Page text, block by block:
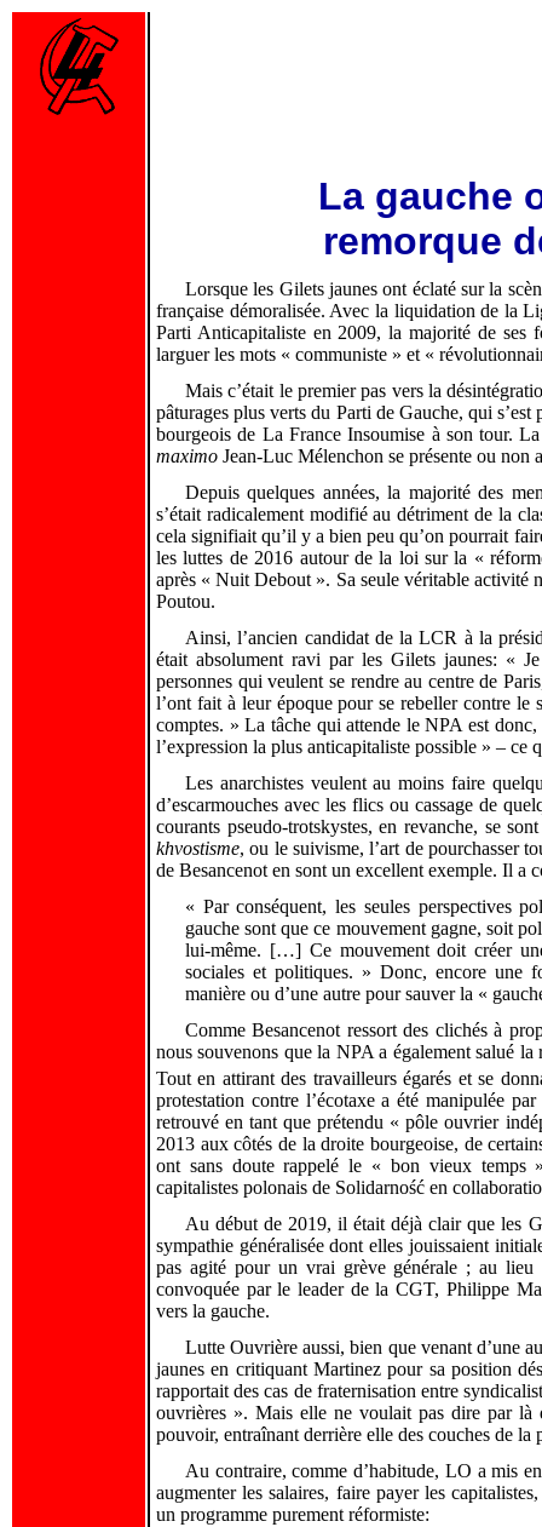
La gauche
remorque
Lorsque les Gilets jaunes ont éclaté sur la
française démoralisée. Avec la liquidation de la
Parti Anticapitaliste en 2009, la majorité de ses
larguer les mots « communiste » et «
Mais c’était le premier pas vers la
pâturages plus verts du Parti de Gauche, qui
bourgeois de La France Insoumise à son tour.
maximo Jean-Luc Mélenchon se présente ou non
Depuis quelques années, la majorité des
s’était radicalement modifié au détriment de la
cela signifiait qu’il y a bien peu qu’on pourrait
les luttes de 2016 autour de la loi sur la «
après « Nuit Debout ». Sa seule véritable activité
Poutou.
Ainsi, l’ancien candidat de la LCR à la
était absolument ravi par les Gilets jaunes: «
personnes qui veulent se rendre au centre de
l’ont fait à leur époque pour se rebeller contre le
comptes. » La tâche qui attende le NPA est
l’expression la plus anticapitaliste possible » – ce
Les anarchistes veulent au moins faire
d’escarmouches avec les flics ou cassage de
courants pseudo-trotskystes, en revanche, se
khvostisme, ou le suivisme, l’art de pourchasser
de Besancenot en sont un excellent exemple. Il a
« Par conséquent, les seules perspectives
gauche sont que ce mouvement gagne, soit
lui-même. […] Ce mouvement doit créer
sociales et politiques. » Donc, encore une
manière ou d’une autre pour sauver la «
Comme Besancenot ressort des clichés à
nous souvenons que la NPA a également salué
Tout en attirant des travailleurs égarés et se
protestation contre l’écotaxe a été manipulée
retrouvé en tant que prétendu « pôle ouvrier
2013 aux côtés de la droite bourgeoise, de
ont sans doute rappelé le « bon vieux temps
capitalistes polonais de Solidarność en
Au début de 2019, il était déjà clair que les
sympathie généralisée dont elles jouissaient
pas agité pour un vrai grève générale ; au
convoquée par le leader de la CGT, Philippe
vers la gauche.
Lutte Ouvrière aussi, bien que venant d’une
jaunes en critiquant Martinez pour sa position
rapportait des cas de fraternisation entre
ouvrières ». Mais elle ne voulait pas dire par là
pouvoir, entraînant derrière elle des couches de la
Au contraire, comme d’habitude, LO a mis
augmenter les salaires, faire payer les
un programme purement réformiste: